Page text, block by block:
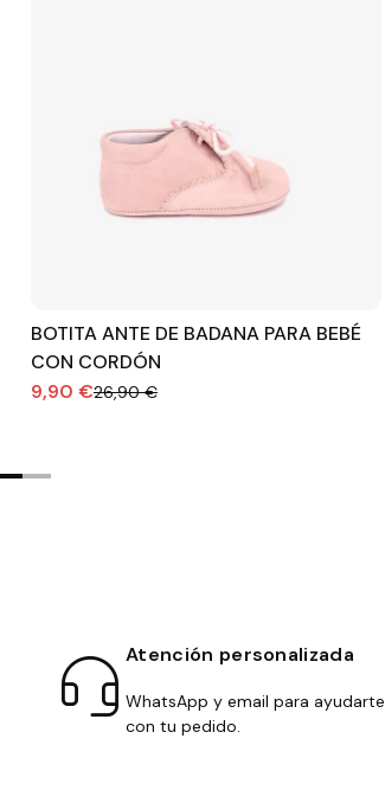
BOTITA ANTE DE BADANA PARA BEBÉ
CON CORDÓN
9,90 €26,90 €
Atención personalizada
WhatsApp y email para ayudarte
con tu pedido.